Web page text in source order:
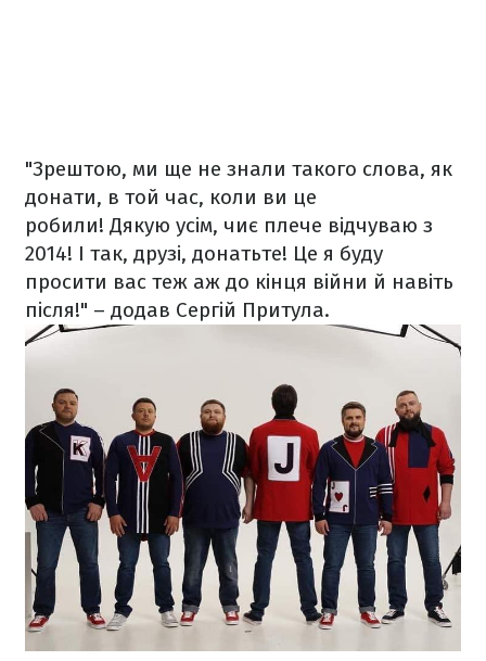
"Зрештою, ми ще не знали такого слова, як
донати, в той час, коли ви це
робили! Дякую усім, чиє плече відчуваю з
2014! І так, друзі, донатьте! Це я буду
просити вас теж аж до кінця війни й навіть
після!" – додав Сергій Притула.